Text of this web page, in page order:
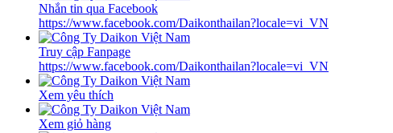
Nhắn tin qua Facebook
https://www.facebook.com/Daikonthailan?locale=vi_VN
Truy cập Fanpage
https://www.facebook.com/Daikonthailan?locale=vi_VN
Xem yêu thích
Xem giỏ hàng